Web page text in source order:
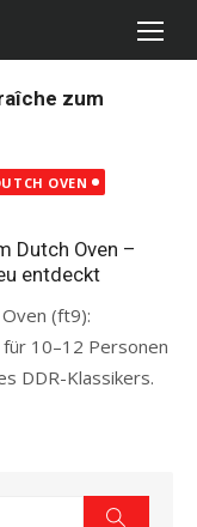
zum
OVEN
Dutch Oven –
entdeckt
(ft9):
10–12 Personen
DDR-Klassikers.